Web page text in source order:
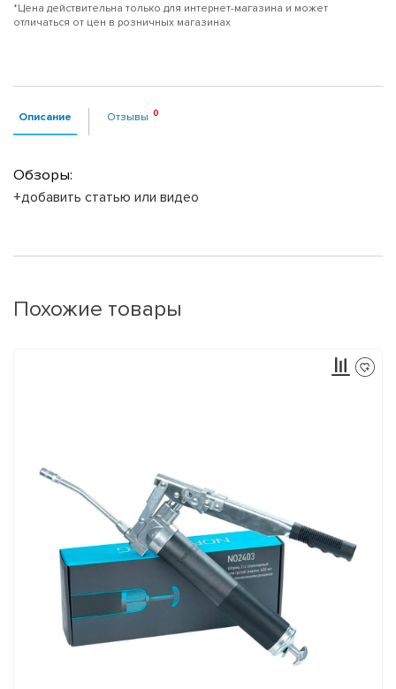
*Цена действительна только для интернет-магазина и может
отличаться от цен в розничных магазинах
Описание Отзывы
Обзоры:
+добавить статью или видео
Похожие товары